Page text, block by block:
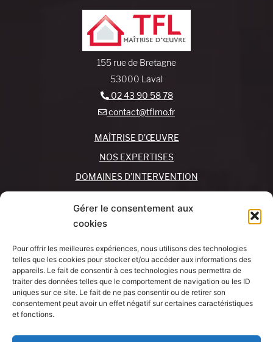
Gérer le consentement aux
cookies
Pour offrir les meilleures expériences, nous utilisons des technologies
telles que les cookies pour stocker et/ou accéder aux informations des
appareils. Le fait de consentir à ces technologies nous permettra de
traiter des données telles que le comportement de navigation ou les ID
uniques sur ce site. Le fait de ne pas consentir ou de retirer son
consentement peut avoir un effet négatif sur certaines caractéristiques
et fonctions.
155 rue de Bretagne
53000 Laval
02 43 90 58 78
contact@tflmo.fr
MAÎTRISE D’ŒUVRE
NOS EXPERTISES
DOMAINES D’INTERVENTION
REJOIGNEZ-NOUS !
MON COMPTE
SUIVEZ-NOUS !
Mentions légales
J’AI UN
PROJET